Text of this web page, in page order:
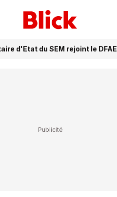
d'Etat du SEM rejoint le DFAE